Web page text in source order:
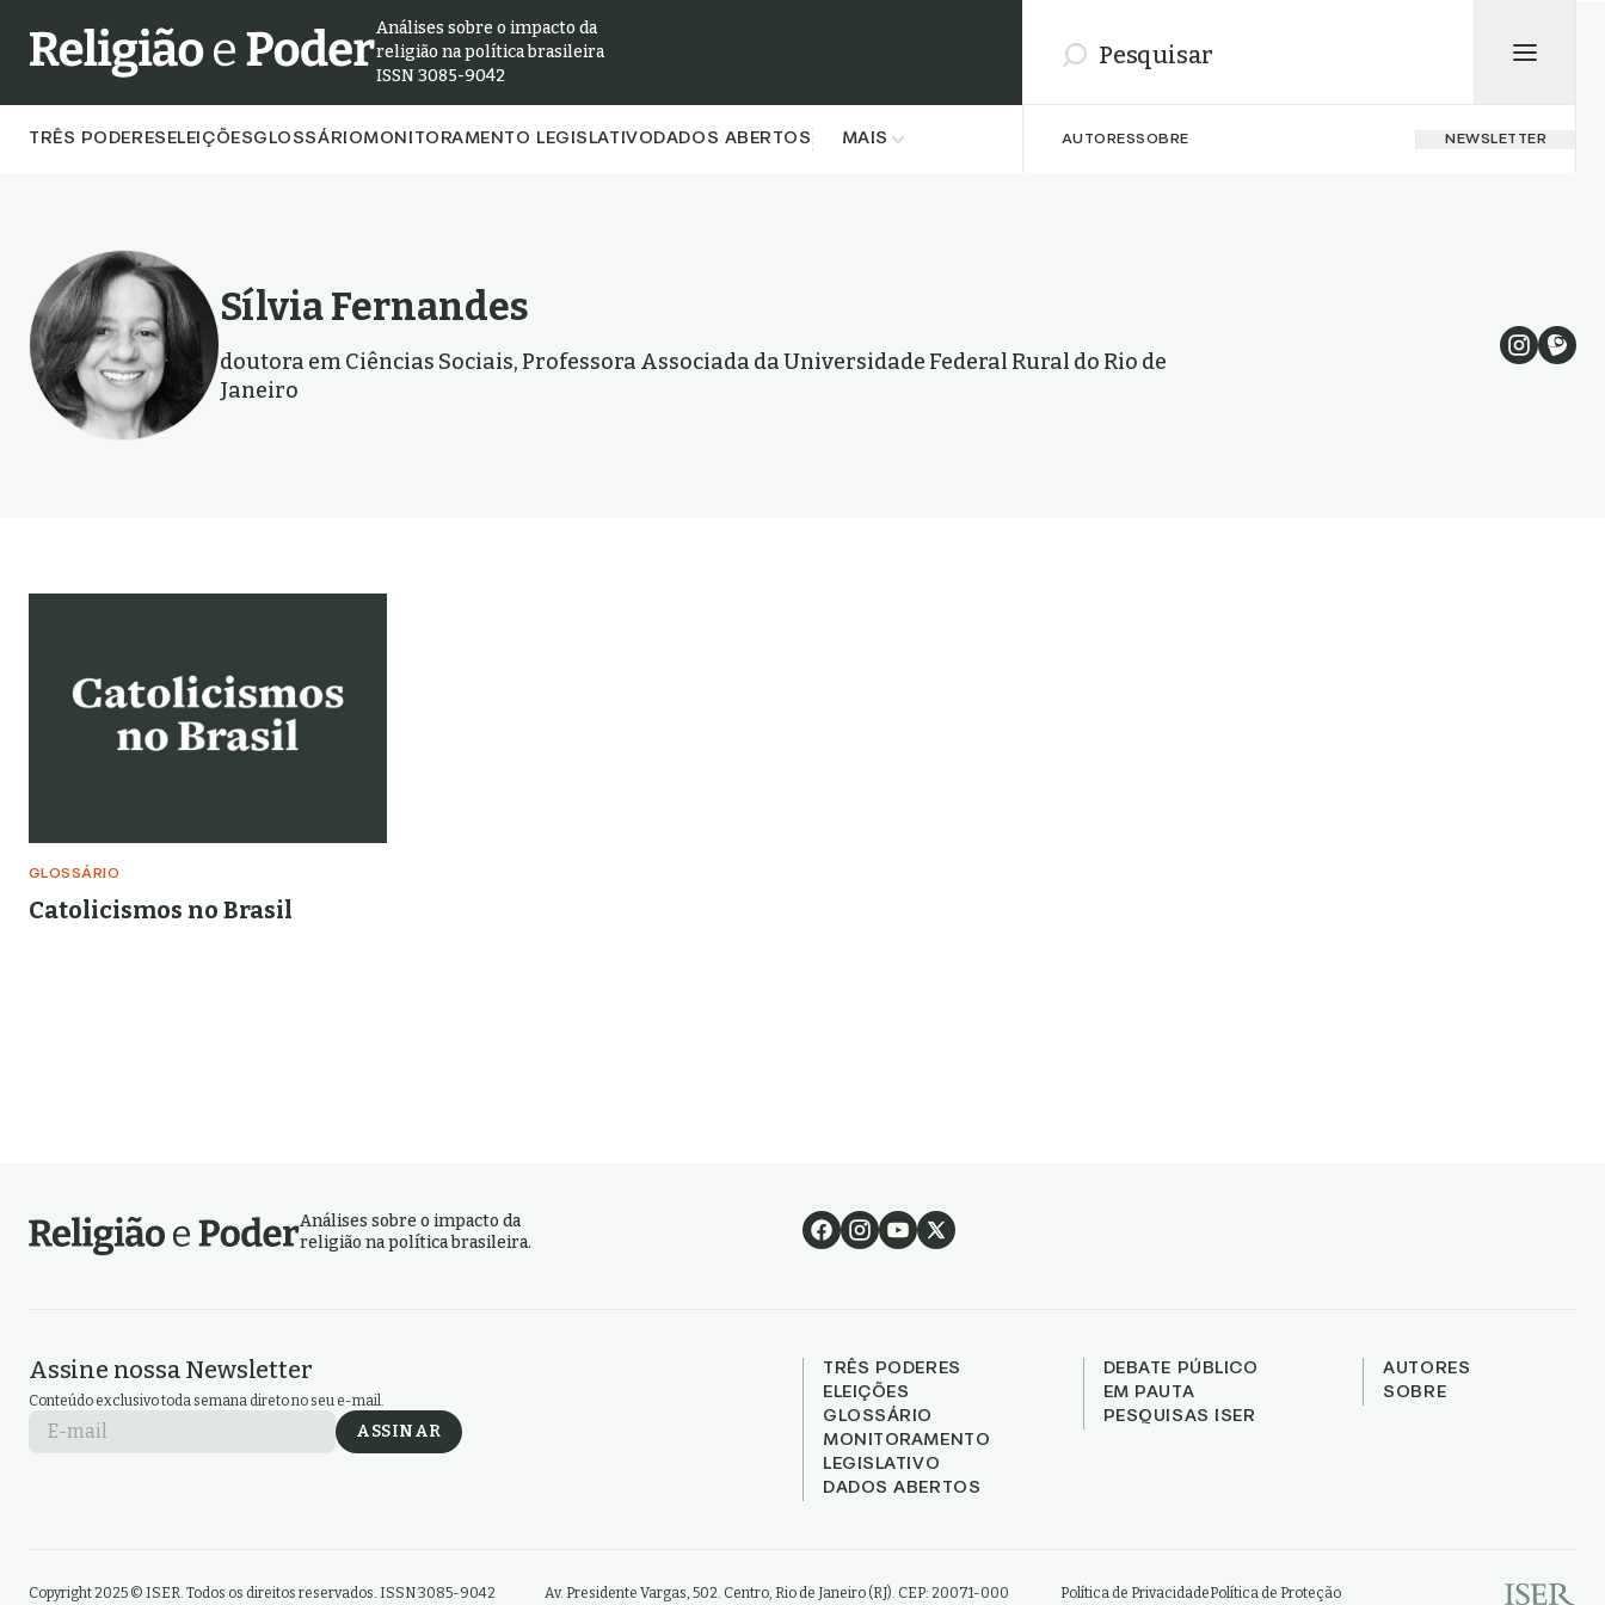
Análises sobre o impacto da
religião na política brasileira
ISSN 3085-9042
TRÊS PODERES ELEIÇÕESGLOSSÁRIOMONITORAMENTO LEGISLATIVO DADOS ABERTOS MAIS AUTORESSOBRE NEWSLETTER
Sílvia Fernandes
doutora em Ciências Sociais, Professora Associada da Universidade Federal Rural do Rio de
Janeiro
GLOSSÁRIO
Catolicismos no Brasil
Análises sobre o impacto da
religião na política brasileira.
Assine nossa Newsletter
Conteúdo exclusivo toda semana direto no seu e-mail.
E-mail ASSINAR
TRÊS PODERES
ELEIÇÕES
GLOSSÁRIO
MONITORAMENTO
LEGISLATIVO
DADOS ABERTOS
DEBATE PÚBLICO
EM PAUTA
PESQUISAS ISER
AUTORES
SOBRE
Copyright 2025 © ISER. Todos os direitos reservados. ISSN 3085-9042 Av. Presidente Vargas, 502. Centro, Rio de Janeiro (RJ). CEP: 20071-000 Política de PrivacidadePolítica de Proteção